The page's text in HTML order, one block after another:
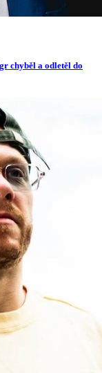
chyběl a odletěl do